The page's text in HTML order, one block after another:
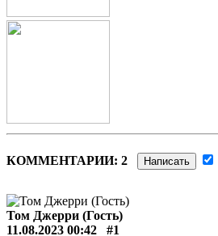
КОММЕНТАРИИ: 2 Написать
Том Джерри (Гость)
11.08.2023 00:42
#1